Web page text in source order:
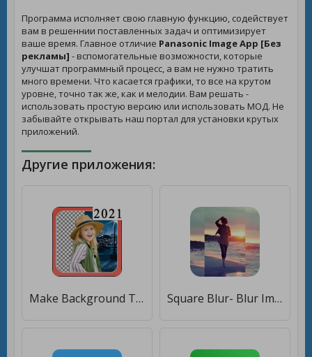
Программа исполняет свою главную функцию, содействует
вам в решеннии поставленных задач и оптимизирует
ваше время. Главное отличие Panasonic Image App [Без
рекламы] - вспомогательные возможности, которые
улучшат программный процесс, а вам не нужно тратить
много времени. Что касается графики, то все на крутом
уровне, точно так же, как и мелодии. Вам решать -
использовать простую версию или использовать МОД. Не
забывайте открывать наш портал для установки крутых
приложений.
Другие приложения:
Make Background Transparent [Без рекламы] Square Blur- Blur Image Background Music Video Cut [Unlocked]